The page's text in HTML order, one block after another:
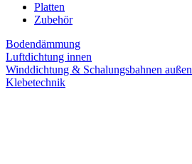
Platten
Zubehör
Bodendämmung
Luftdichtung innen
Winddichtung & Schalungsbahnen außen
Klebetechnik